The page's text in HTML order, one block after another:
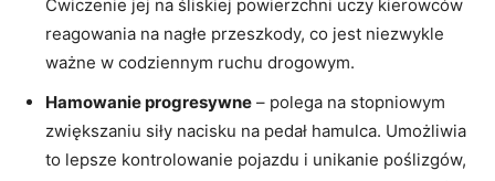
Ćwiczenie jej na śliskiej powierzchni uczy kierowców
reagowania na nagłe przeszkody, co jest niezwykle
ważne w codziennym ruchu drogowym.
Hamowanie progresywne – polega na stopniowym
zwiększaniu siły nacisku na pedał hamulca. Umożliwia
to lepsze kontrolowanie pojazdu i unikanie poślizgów,